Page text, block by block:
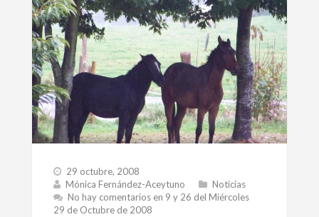
29 octubre, 2008
Mónica Fernández-Aceytuno
Noticias
No hay comentariosen 9 y 26 del Miércoles
29 de Octubre de 2008